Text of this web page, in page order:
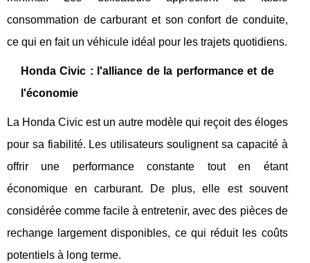
consommation de carburant et son confort de conduite,
ce qui en fait un véhicule idéal pour les trajets quotidiens.
Honda Civic : l'alliance de la performance et de
l'économie
La Honda Civic est un autre modèle qui reçoit des éloges
pour sa fiabilité. Les utilisateurs soulignent sa capacité à
offrir une performance constante tout en étant
économique en carburant. De plus, elle est souvent
considérée comme facile à entretenir, avec des pièces de
rechange largement disponibles, ce qui réduit les coûts
potentiels à long terme.